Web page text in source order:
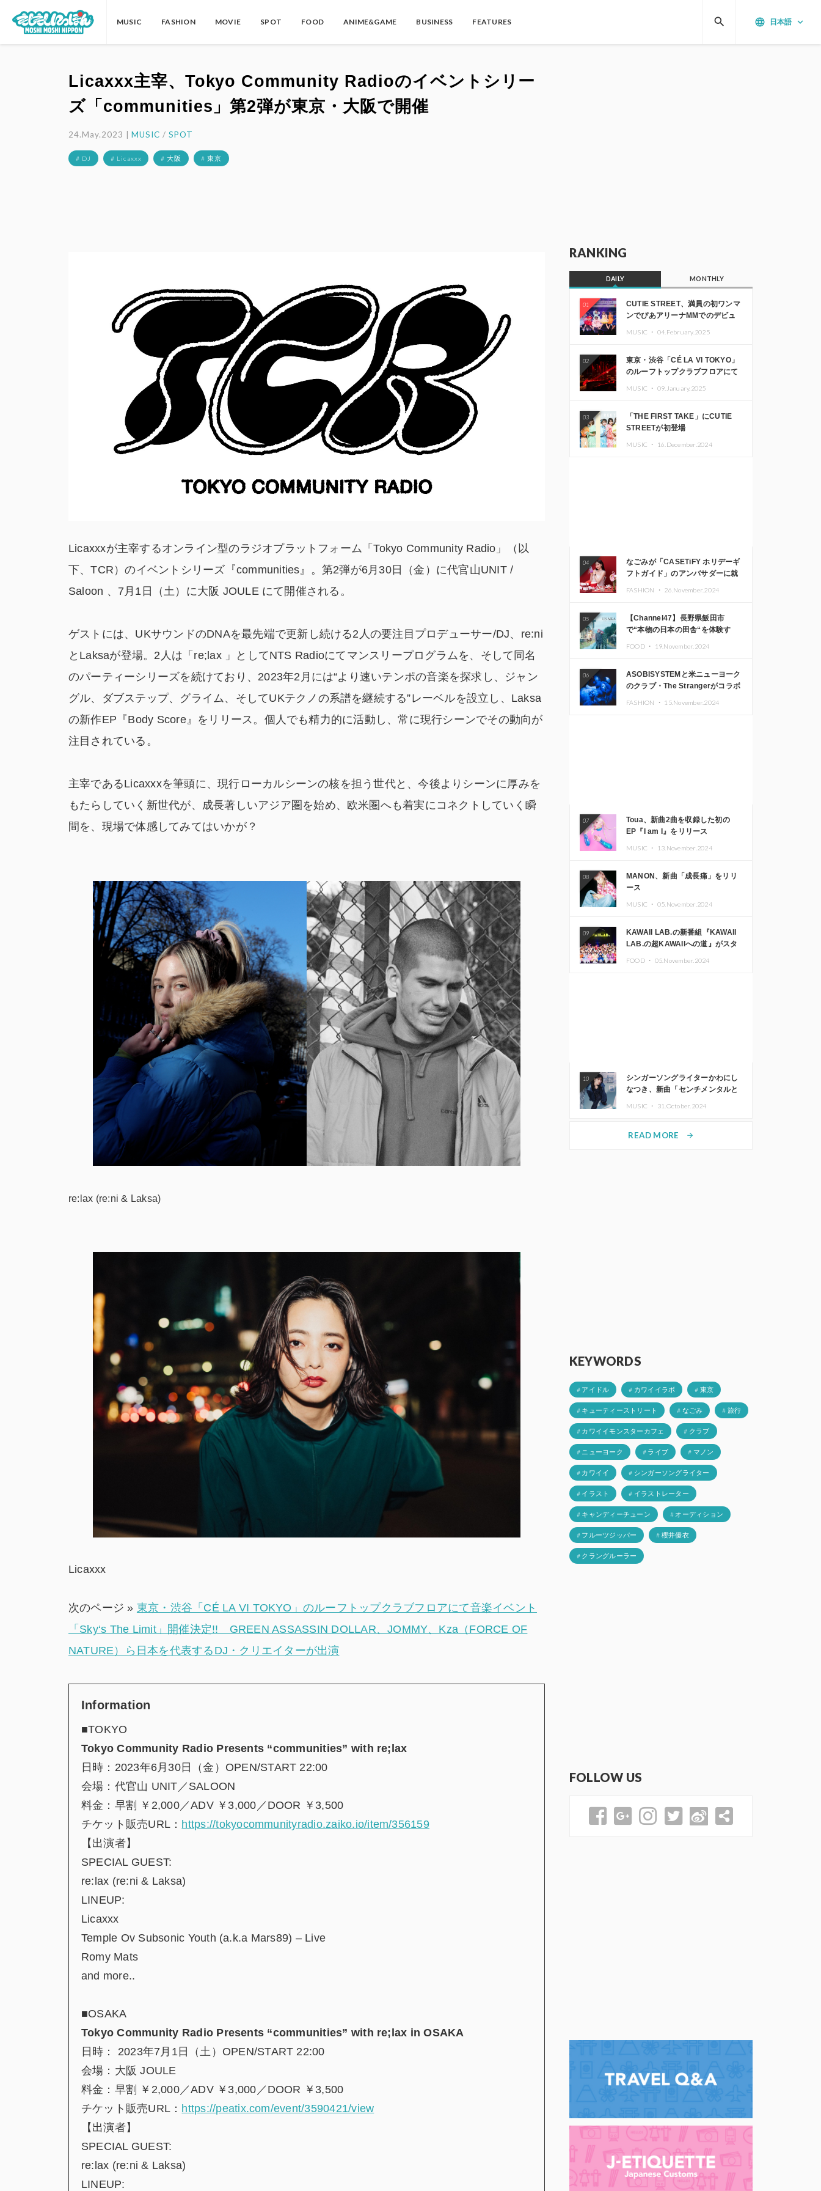
MUSIC FASHION MOVIE SPOT FOOD ANIME&GAME BUSINESS FEATURES language 日本語 keyboard_arrow_down
search
Licaxxx主宰、Tokyo Community Radioのイベントシリー
ズ「communities」第2弾が東京・大阪で開催
24.May.2023 |MUSIC /SPOT
# DJ # Licaxxx # 大阪 # 東京
Licaxxxが主宰するオンライン型のラジオプラットフォーム「Tokyo Community Radio」（以
下、TCR）のイベントシリーズ『communities』。第2弾が6月30日（金）に代官山UNIT /
Saloon 、7月1日（土）に大阪 JOULE にて開催される。
ゲストには、UKサウンドのDNAを最先端で更新し続ける2人の要注目プロデューサー/DJ、re:ni
とLaksaが登場。2人は「re;lax 」としてNTS Radioにてマンスリープログラムを、そして同名
のパーティーシリーズを続けており、2023年2月には“より速いテンポの音楽を探求し、ジャン
グル、ダブステップ、グライム、そしてUKテクノの系譜を継続する”レーベルを設立し、Laksa
の新作EP『Body Score』をリリース。個人でも精力的に活動し、常に現行シーンでその動向が
注目されている。
主宰であるLicaxxxを筆頭に、現行ローカルシーンの核を担う世代と、今後よりシーンに厚みを
もたらしていく新世代が、成長著しいアジア圏を始め、欧米圏へも着実にコネクトしていく瞬
間を、現場で体感してみてはいかが？
re:lax (re:ni & Laksa)
Licaxxx
次のページ » 東京・渋谷「CÉ LA VI TOKYO」のルーフトップクラブフロアにて音楽イベント
「Sky‘s The Limit」開催決定!! GREEN ASSASSIN DOLLAR、JOMMY、Kza（FORCE OF
NATURE）ら日本を代表するDJ・クリエイターが出演
Information
■TOKYO
Tokyo Community Radio Presents “communities” with re;lax
日時：2023年6月30日（金）OPEN/START 22:00
会場：代官山 UNIT／SALOON
料金：早割 ￥2,000／ADV ￥3,000／DOOR ￥3,500
チケット販売URL： https://tokyocommunityradio.zaiko.io/item/356159
【出演者】
SPECIAL GUEST:
re:lax (re:ni & Laksa)
LINEUP:
Licaxxx
Temple Ov Subsonic Youth (a.k.a Mars89) – Live
Romy Mats
and more..
■OSAKA
Tokyo Community Radio Presents “communities” with re;lax in OSAKA
日時： 2023年7月1日（土）OPEN/START 22:00
会場：大阪 JOULE
料金：早割 ￥2,000／ADV ￥3,000／DOOR ￥3,500
チケット販売URL： https://peatix.com/event/3590421/view
【出演者】
SPECIAL GUEST:
re:lax (re:ni & Laksa)
LINEUP:
RANKING
DAILY MONTHLY
01
CUTIE STREET、満員の初ワンマ
ンでぴあアリーナMMでのデビュ
MUSIC ・ 04.February.2025
02
東京・渋谷「CÉ LA VI TOKYO」
のルーフトップクラブフロアにて
Kza（FORCE OF NATURE）ら日
本を代表するDJ・クリエイターが
出演
MUSIC ・ 09.January.2025
03
「THE FIRST TAKE」にCUTIE
STREETが初登場
MUSIC ・ 16.December.2024
04
なごみが「CASETiFY ホリデーギ
フトガイド」のアンバサダーに就
FASHION ・ 26.November.2024
05
【Channel47】長野県飯田市
で“本物の日本の田舎“を体験す
FOOD ・ 19.November.2024
06
ASOBISYSTEMと米ニューヨーク
のクラブ・The Strangerがコラボ
FASHION ・ 15.November.2024
07
Toua、新曲2曲を収録した初の
EP『I am I』をリリース
MUSIC ・ 13.November.2024
08
MANON、新曲「成長痛」をリリ
ース
MUSIC ・ 05.November.2024
09
KAWAII LAB.の新番組『KAWAII
LAB.の超KAWAIIへの道』がスタ
FOOD ・ 05.November.2024
10
シンガーソングライターかわにし
なつき、新曲「センチメンタルと
MUSIC ・ 31.October.2024
READ MORE arrow_forward
KEYWORDS
# アイドル # カワイイラボ # 東京
# キューティーストリート # なごみ # 旅行
# カワイイモンスターカフェ # クラブ
# ニューヨーク # ライブ # マノン
# カワイイ # シンガーソングライター
# イラスト # イラストレーター
# キャンディーチューン # オーディション
# フルーツジッパー # 櫻井優衣
# クラングルーラー
FOLLOW US